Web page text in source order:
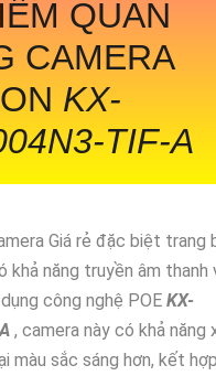
QUAN
CAMERA
KX-
TIF-A
Giá rẻ đặc biệt trang
khả năng truyền âm thanh
công nghệ POE KX-
, camera này có khả năng
màu sắc sáng hơn, kết